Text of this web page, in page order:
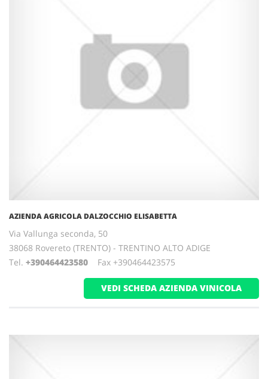
AZIENDA AGRICOLA DALZOCCHIO ELISABETTA
Via Vallunga seconda, 50
38068 Rovereto (TRENTO) - TRENTINO ALTO ADIGE
Tel. +390464423580 Fax +390464423575
VEDI SCHEDA AZIENDA VINICOLA